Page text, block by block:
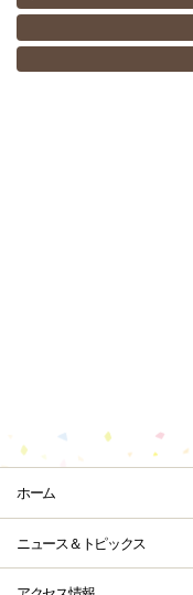
ホーム
ニュース＆トピックス